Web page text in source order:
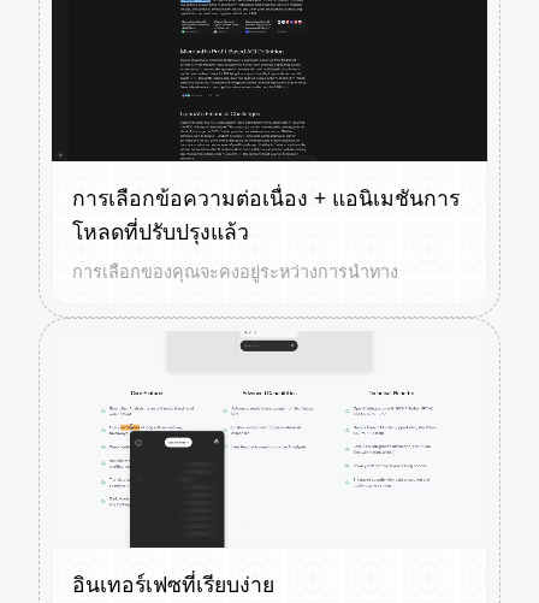
การเลือกข้อความต่อเนื่อง + แอนิเมชันการ
โหลดที่ปรับปรุงแล้ว
การเลือกของคุณจะคงอยู่ระหว่างการนำทาง
อินเทอร์เฟซที่เรียบง่าย